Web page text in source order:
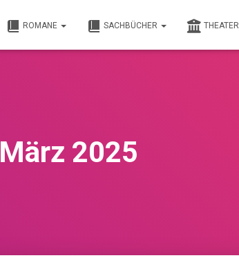
ROMANE SACHBÜCHER THEATER
März 2025